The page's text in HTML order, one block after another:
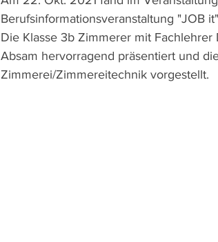
Berufsinformationsveranstaltung "JOB
Die Klasse 3b Zimmerer mit
Absam hervorragend präsentiert und
Zimmerei/Zimmereitechnik vorgestellt.